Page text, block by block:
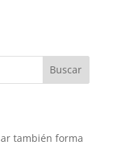
Buscar
también forma